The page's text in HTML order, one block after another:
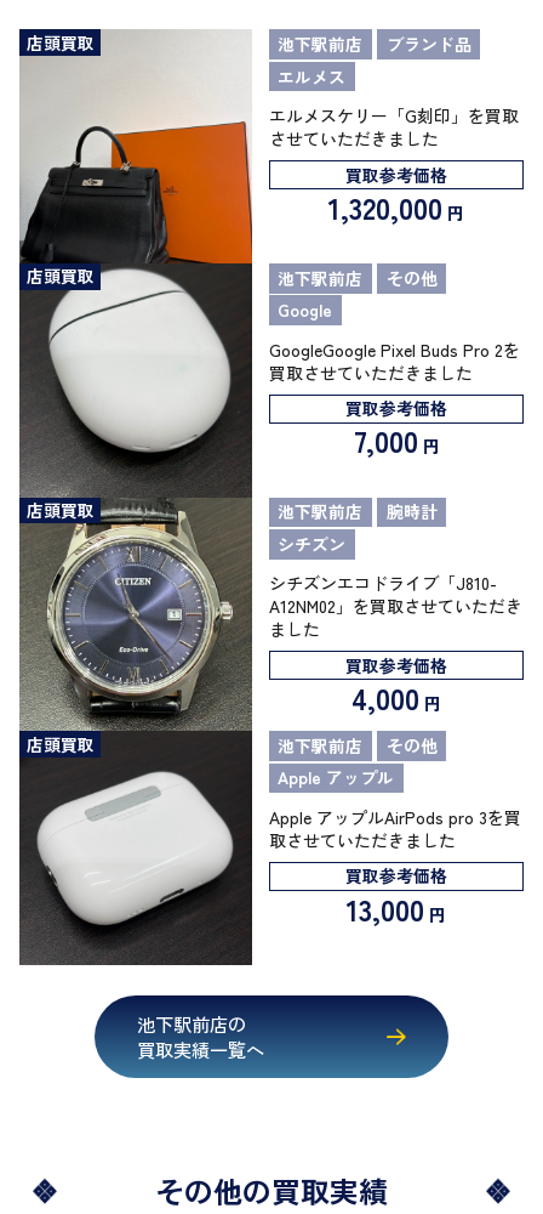
店頭買取 池下駅前店
ブランド品
エルメス
エルメスケリー「G刻印」を買取
させていただきました
買取参考価格
1,320,000 円
店頭買取 池下駅前店
その他
Google
GoogleGoogle Pixel Buds Pro 2を
買取させていただきました
買取参考価格
7,000 円
店頭買取 池下駅前店
腕時計
シチズン
シチズンエコドライブ「J810-
A12NM02」を買取させていただき
ました
買取参考価格
4,000 円
店頭買取
池下駅前店
その他
Apple アップル
Apple アップルAirPods pro 3を買
取させていただきました
買取参考価格
13,000 円
池下駅前店の
買取実績一覧へ
その他の買取実績